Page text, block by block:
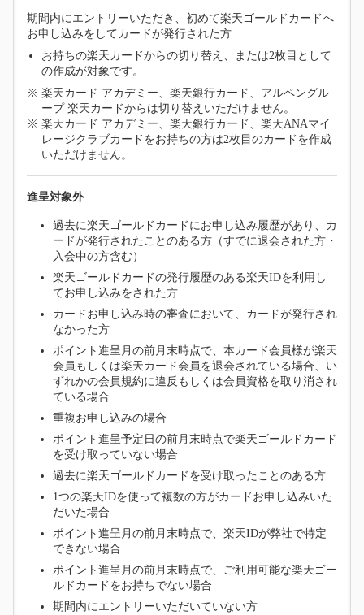
期間内にエントリーいただき、初めて楽天ゴールドカードへ
お申し込みをしてカードが発行された方
お持ちの楽天カードからの切り替え、または2枚目として
の作成が対象です。
楽天カード アカデミー、楽天銀行カード、アルペングル
ープ 楽天カードからは切り替えいただけません。
楽天カード アカデミー、楽天銀行カード、楽天ANAマイ
レージクラブカードをお持ちの方は2枚目のカードを作成
いただけません。
進呈対象外
過去に楽天ゴールドカードにお申し込み履歴があり、カ
ードが発行されたことのある方（すでに退会された方・
入会中の方含む）
楽天ゴールドカードの発行履歴のある楽天IDを利用し
てお申し込みをされた方
カードお申し込み時の審査において、カードが発行され
なかった方
ポイント進呈月の前月末時点で、本カード会員様が楽天
会員もしくは楽天カード会員を退会されている場合、い
ずれかの会員規約に違反もしくは会員資格を取り消され
ている場合
重複お申し込みの場合
ポイント進呈予定日の前月末時点で楽天ゴールドカード
を受け取っていない場合
過去に楽天ゴールドカードを受け取ったことのある方
1つの楽天IDを使って複数の方がカードお申し込みいた
だいた場合
ポイント進呈月の前月末時点で、楽天IDが弊社で特定
できない場合
ポイント進呈月の前月末時点で、ご利用可能な楽天ゴー
ルドカードをお持ちでない場合
期間内にエントリーいただいていない方